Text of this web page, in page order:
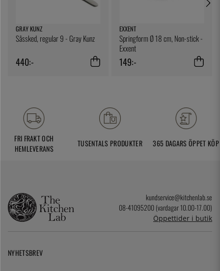
GRAY KUNZ
Såssked, regular 9 - Gray Kunz
440:-
EXXENT
Springform Ø 18 cm, Non-stick -
Exxent
149:-
FRI FRAKT OCH
HEMLEVERANS
TUSENTALS PRODUKTER 365 DAGARS ÖPPET KÖP
kundservice@kitchenlab.se
08-41095200 (vardagar 10.00-17.00)
Öppettider i butik
NYHETSBREV